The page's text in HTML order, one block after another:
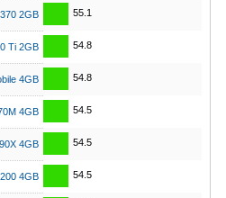
2GB 55.1
Ti 2GB 54.8
4GB 54.8
4GB 54.5
4GB 54.5
4GB 54.5